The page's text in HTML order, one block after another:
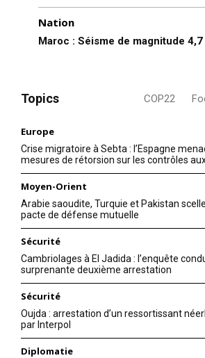
Nation
Maroc : Séisme de magnitude
Topics COP22
Europe
Crise migratoire à Sebta : l’Espagne
mesures de rétorsion sur les contrôles
Moyen-Orient
Arabie saoudite, Turquie et Pakistan
pacte de défense mutuelle
Sécurité
Cambriolages à El Jadida : l’enquête
surprenante deuxième arrestation
Sécurité
Oujda : arrestation d’un ressortissant
par Interpol
Diplomatie